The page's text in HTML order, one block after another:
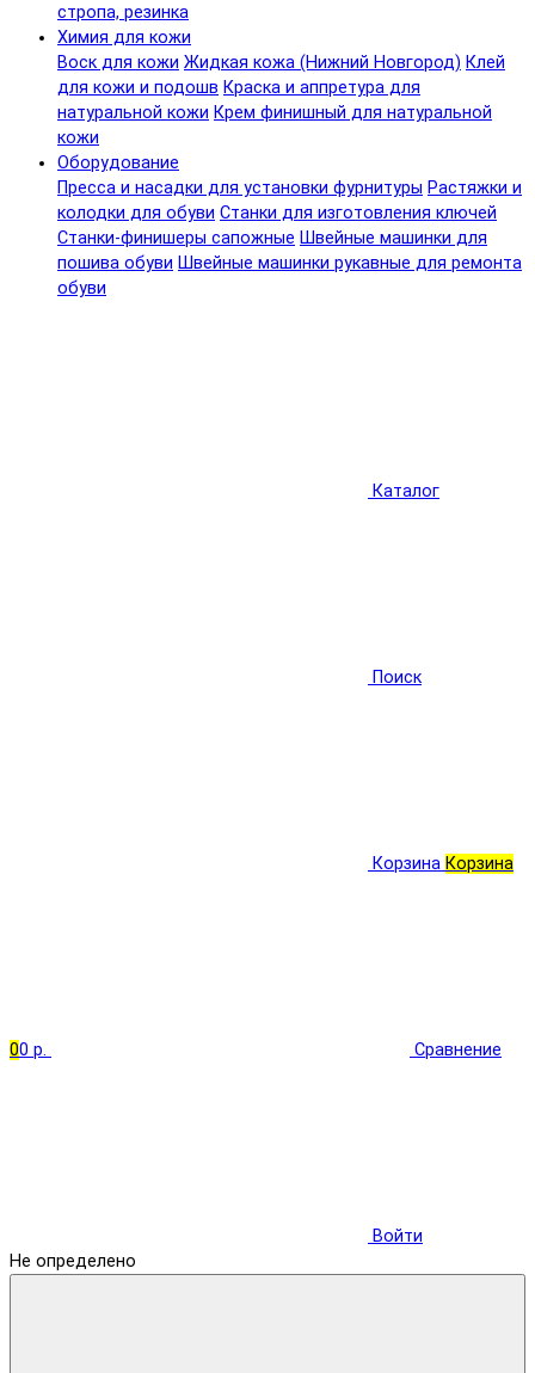
стропа, резинка
Химия для кожи
Воск для кожи Жидкая кожа (Нижний Новгород) Клей
для кожи и подошв Краска и аппретура для
натуральной кожи Крем финишный для натуральной
кожи
Оборудование
Пресса и насадки для установки фурнитуры Растяжки и
колодки для обуви Станки для изготовления ключей
Станки-финишеры сапожные Швейные машинки для
пошива обуви Швейные машинки рукавные для ремонта
обуви
Каталог
Поиск
Корзина Корзина
00 р. Сравнение
Войти
Не определено